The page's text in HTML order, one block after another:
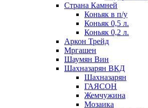
Страна Камней
Коньяк в п/у
Коньяк 0,5 л.
Коньяк 0,2 л.
Аркон Трейд
Мргашен
Шаумян Вин
Шахназарян ВКД
Шахназарян
ГАЯСОН
Жемчужина
Мозаика